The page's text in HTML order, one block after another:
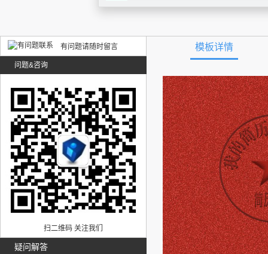
有问题请随时留言
问题&咨询
扫二维码 关注我们
疑问解答
模板详情